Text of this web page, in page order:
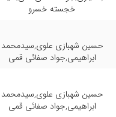
خجسته خسرو
حسین شهبازی علوی,سیدمحمد
ابراهیمی,جواد صفائی قمی
حسین شهبازی علوی,سیدمحمد
ابراهیمی,جواد صفائی قمی